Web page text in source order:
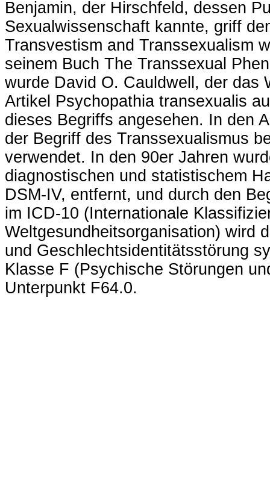
Benjamin, der Hirschfeld, dessen
Sexualwissenschaft kannte, griff
Transvestism and Transsexualism
seinem Buch The Transsexual
wurde David O. Cauldwell, der das
Artikel Psychopathia transexualis
dieses Begriffs angesehen. In den
der Begriff des Transsexualismus
verwendet. In den 90er Jahren
diagnostischen und statistischem
DSM-IV, entfernt, und durch den
im ICD-10 (Internationale
Weltgesundheitsorganisation) wird
und Geschlechtsidentitätsstörung
Klasse F (Psychische Störungen
Unterpunkt F64.0.